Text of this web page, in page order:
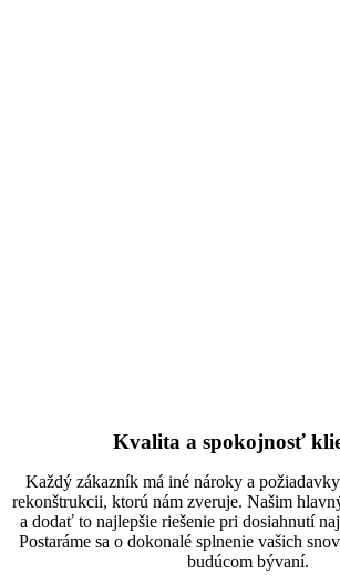
Kvalita a spokojnosť
Každý zákazník má iné nároky a
rekonštrukcii, ktorú nám zveruje. Našim
a dodať to najlepšie riešenie pri dosiahnutí
Postaráme sa o dokonalé splnenie vašich
budúcom bývaní.